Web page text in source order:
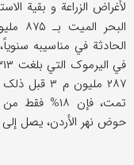
لأغراض الزراعة و بقیة
البحر المیت بـ ۸۷۵ ملیون م ۳ (
الحادثة في مناسیبه
تمت، فإن
حوض نهر الأردن، یصل